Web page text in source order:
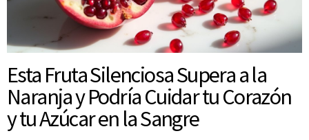
Esta Fruta Silenciosa Supera a la
Naranja y Podría Cuidar tu Corazón
y tu Azúcar en la Sangre